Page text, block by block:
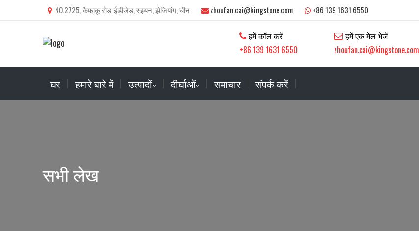
NO.2725, कैफाकू रोड, ईडीजेड, रुइयन, झेजियांग, चीन zhoufan.cai@kingstone.com +86 139 1631 6550
हमें कॉल करें
+86 139 1631 6550
हमें एक मेल भेजें
zhoufan.cai@kingstone.com
घर हमारे बारे में उत्पादों दीर्घाओं समाचार संपर्क करें
सभी लेख